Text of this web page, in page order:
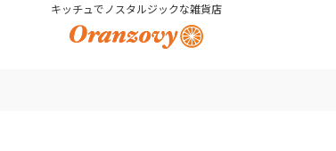
キッチュでノスタルジックな雑貨店